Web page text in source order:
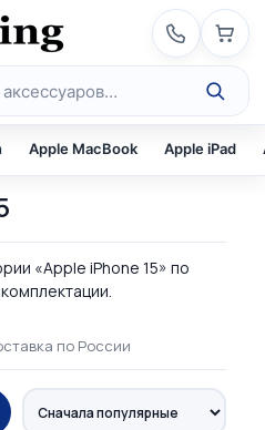
Apple MacBook Apple iPad
«Apple iPhone 15» по
по России